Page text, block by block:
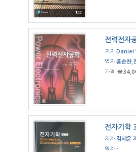
전력전자
저자 Daniel
역자홍순찬,
가격
전자기학
저자 김세윤
역자-